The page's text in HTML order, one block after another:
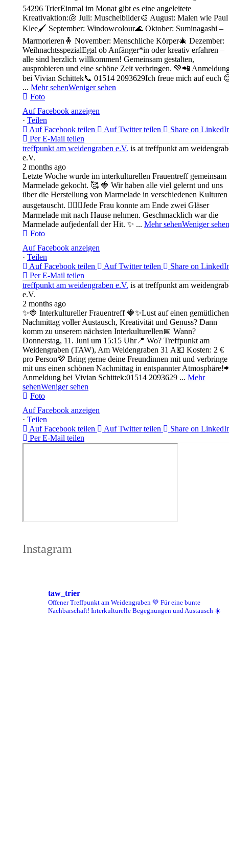
54296 TrierEinmal im Monat gibt es eine angeleitete
Kreativaktion:🐚 Juli: Muschelbilder🎨 August: Malen wie Paul
Klee🖌️ September: Windowcolour🌊 Oktober: Suminagashi –
Marmorieren 🧍 November: Menschliche Körper🎄 Dezember:
WeihnachtsspezialEgal ob Anfänger*in oder kreativ erfahren –
alle sind herzlich willkommen! Gemeinsam gestalten,
ausprobieren und eine schöne Zeit verbringen. 💚📲
bei Vivian Schittek📞 01514 2093629Ich freue mich auf euch
... Mehr sehenWeniger sehen
Foto
Auf Facebook anzeigen
· Teilen
Auf Facebook teilen
Auf Twitter teilen
Share on
Per E-Mail teilen
treffpunkt am weidengraben e.V. is at treffpunkt am
e.V.
2 months ago
Letzte Woche wurde im interkulturellen Frauentreff gemeinsam
Marmelade gekocht. 🥰 🍓 Wir haben alle viel gelernt und uns
über die Herstellung von Marmelade in verschiedenen Kulturen
ausgetauscht. 👩‍❤️‍👩Jede Frau konnte am Ende zwei Gläser
Marmelade mit nach Hause nehmen. Geschmacklich war die
Marmelade aufjedenfall der Hit. ✨ ... Mehr sehenWeniger sehen
Foto
Auf Facebook anzeigen
· Teilen
Auf Facebook teilen
Auf Twitter teilen
Share on
Per E-Mail teilen
treffpunkt am weidengraben e.V. is at treffpunkt am
e.V.
2 months ago
✨🍓 Interkultureller Frauentreff 🍓✨Lust auf einen gemütlichen
Nachmittag voller Austausch, Kreativität und Genuss? Dann
komm zu unserem nächsten Interkulturellen📅 Wann?
Donnerstag, 11. Juni um 15:15 Uhr📍 Wo? Treffpunkt am
Weidengraben (TAW), Am Weidengraben 31 A💶 Kosten: 2 €
pro Person💜 Bring gerne deine Freundinnen mit und verbringe
mit uns einen schönen Nachmittag in entspannter Atmosphäre!
Anmeldung bei Vivian Schittek:01514 2093629 ... Mehr
sehenWeniger sehen
Foto
Auf Facebook anzeigen
· Teilen
Auf Facebook teilen
Auf Twitter teilen
Share on
Per E-Mail teilen
Instagram
taw_trier
Offener Treffpunkt am Weidengraben 💚 Für eine bunte
Nachbarschaft! Interkulturelle Begegnungen und Austausch ☀️